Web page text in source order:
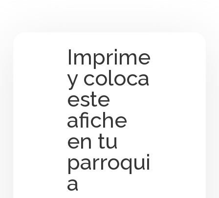
Imprime
y coloca
este
afiche
en tu
parroqui
a